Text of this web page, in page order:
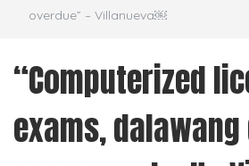
overdue” – Villanueva￼
“Computerized
exams,